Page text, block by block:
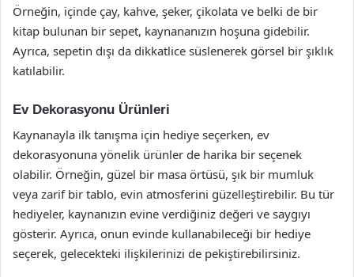
Örneğin, içinde çay, kahve, şeker, çikolata ve belki de bir
kitap bulunan bir sepet, kaynananızın hoşuna gidebilir.
Ayrıca, sepetin dışı da dikkatlice süslenerek görsel bir şıklık
katılabilir.
Ev Dekorasyonu Ürünleri
Kaynanayla ilk tanışma için hediye seçerken, ev
dekorasyonuna yönelik ürünler de harika bir seçenek
olabilir. Örneğin, güzel bir masa örtüsü, şık bir mumluk
veya zarif bir tablo, evin atmosferini güzelleştirebilir. Bu tür
hediyeler, kaynanızın evine verdiğiniz değeri ve saygıyı
gösterir. Ayrıca, onun evinde kullanabileceği bir hediye
seçerek, gelecekteki ilişkilerinizi de pekiştirebilirsiniz.